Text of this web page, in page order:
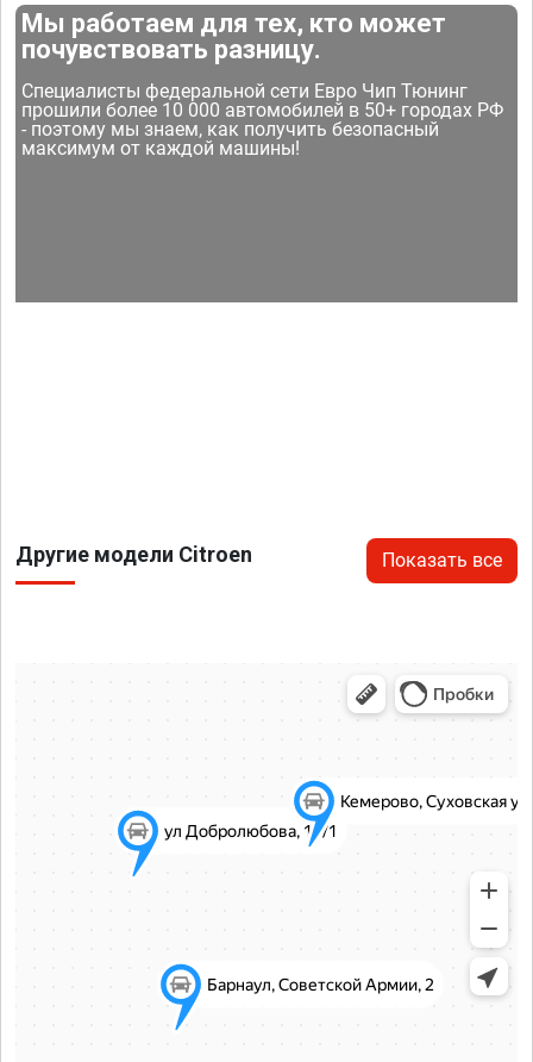
Мы работаем для тех, кто может
почувствовать разницу.
Специалисты федеральной сети Евро Чип Тюнинг
прошили более 10 000 автомобилей в 50+ городах РФ
- поэтому мы знаем, как получить безопасный
максимум от каждой машины!
Другие модели Citroen Показать все